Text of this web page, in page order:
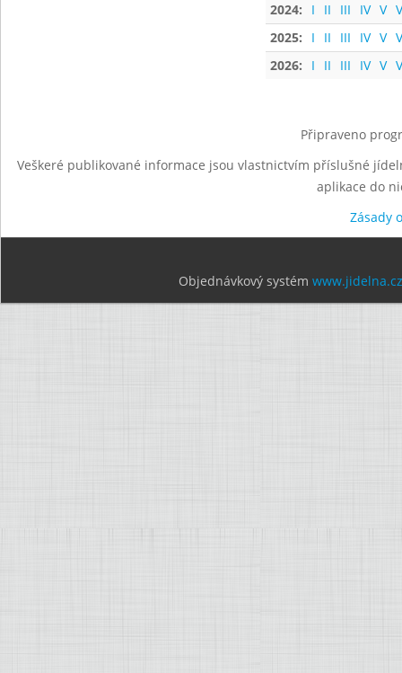
2024:
I II III IV V
2025:
I II III IV V
2026:
I II III IV V
Připraveno
Veškeré publikované informace jsou vlastnictvím příslušné
aplikace do
Zásady
Objednávkový systém www.jidelna.cz